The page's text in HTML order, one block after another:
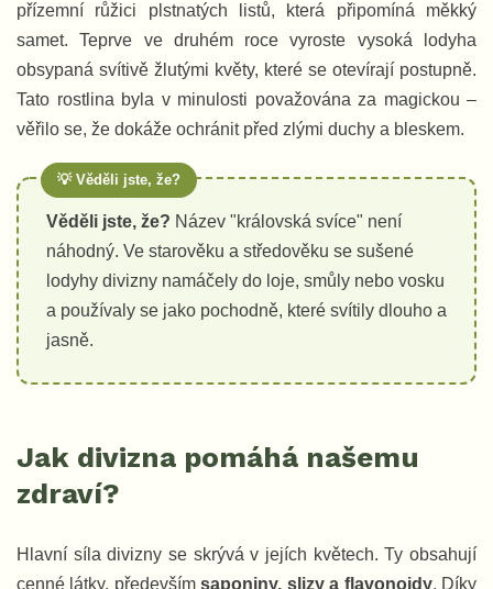
přízemní růžici plstnatých listů, která připomíná měkký
samet. Teprve ve druhém roce vyroste vysoká lodyha
obsypaná svítivě žlutými květy, které se otevírají postupně.
Tato rostlina byla v minulosti považována za magickou –
věřilo se, že dokáže ochránit před zlými duchy a bleskem.
Věděli jste, že? Název "královská svíce" není
náhodný. Ve starověku a středověku se sušené
lodyhy divizny namáčely do loje, smůly nebo vosku
a používaly se jako pochodně, které svítily dlouho a
jasně.
Jak divizna pomáhá našemu
zdraví?
Hlavní síla divizny se skrývá v jejích květech. Ty obsahují
cenné látky, předevšímsaponiny, slizy a flavonoidy. Díky